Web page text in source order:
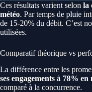
Ces résultats varient selon la
météo. Par temps de pluie
de 15-20% du débit. C’est
utilisées.
Comparatif théorique vs
La différence entre les
ses engagements à 78% en
comparé à la concurrence.